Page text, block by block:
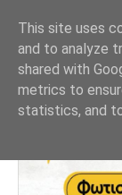
This site uses
and to analyze
shared with
metrics to
statistics, and